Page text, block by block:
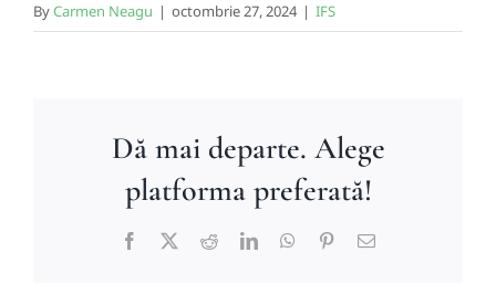
ByCarmen Neagu | octombrie 27, 2024 | IFS
Dă mai departe. Alege
platforma preferată!
Facebook RedditLinkedInWhatsApp
Pinterest
E-